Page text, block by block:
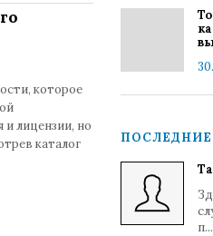
которое
лицензии, но
каталог
п...